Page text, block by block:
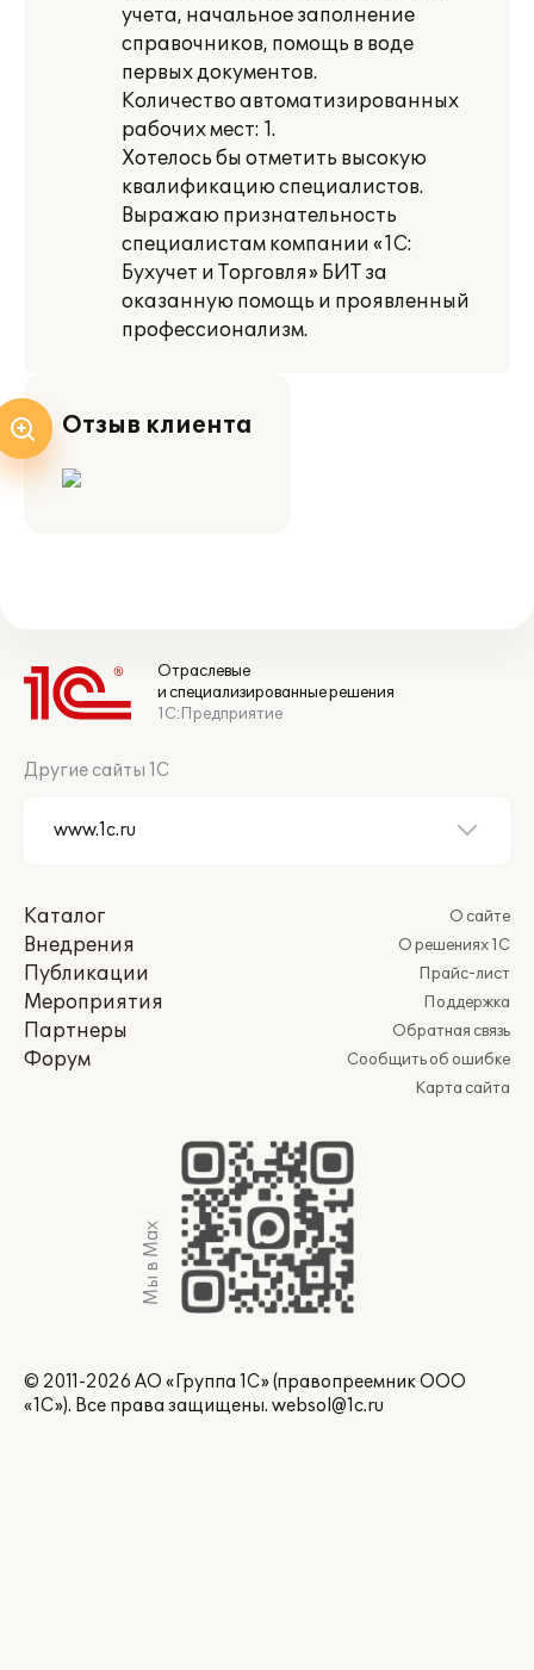
учета, начальное заполнение
справочников, помощь в воде
первых документов.
Количество автоматизированных
рабочих мест: 1.
Хотелось бы отметить высокую
квалификацию специалистов.
Выражаю признательность
специалистам компании «1С:
Бухучет и Торговля» БИТ за
оказанную помощь и проявленный
профессионализм.
Отзыв клиента
Отраслевые
и специализированные решения
1С:Предприятие
Другие сайты 1С
Каталог
Внедрения
Публикации
Мероприятия
Партнеры
Форум
О сайте
О решениях 1С
Прайс-лист
Поддержка
Обратная связь
Сообщить об ошибке
Карта сайта
Мы в Max
© 2011-2026 АО «Группа 1С» (правопреемник ООО
«1С»). Все права защищены. websol@1c.ru